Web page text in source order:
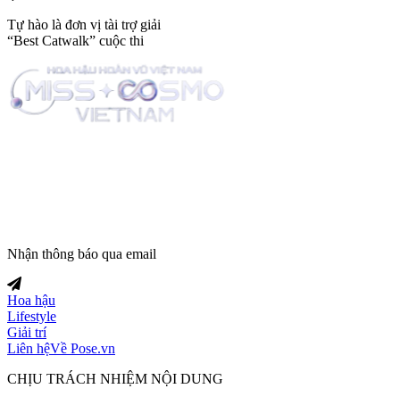
Tự hào là đơn vị tài trợ giải
“Best Catwalk” cuộc thi
Nhận thông báo qua email
Hoa hậu
Lifestyle
Giải trí
Liên hệVề Pose.vn
CHỊU TRÁCH NHIỆM NỘI DUNG